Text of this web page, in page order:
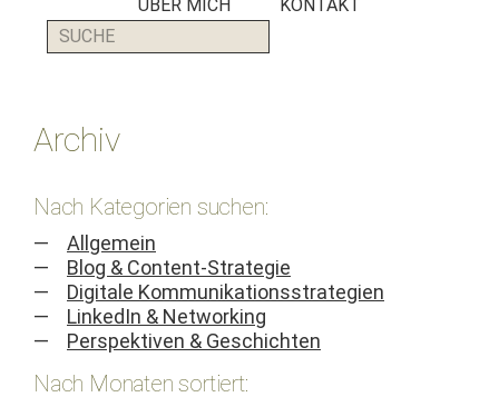
PR-
Agenturen
ÜBER MICH
KONTAKT
SUCHE
Archiv
Nach Kategorien suchen:
Allgemein
Blog & Content-Strategie
Digitale Kommunikationsstrategien
LinkedIn & Networking
Perspektiven & Geschichten
Nach Monaten sortiert: